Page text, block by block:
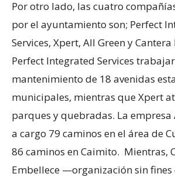
Por otro lado, las cuatro
por el ayuntamiento son; Perfect
Services, Xpert, All Green y
Perfect Integrated Services
mantenimiento de 18 avenidas
municipales, mientras que Xpert
parques y quebradas. La empresa
a cargo 79 caminos en el área de
86 caminos en Caimito. Mientras,
Embellece —organización sin fines